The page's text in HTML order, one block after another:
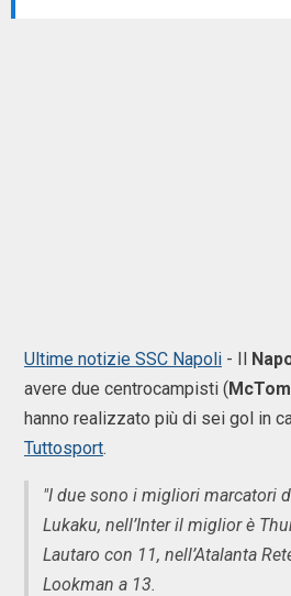
Ultime notizie SSC Napoli - Il
avere due centrocampisti (
hanno realizzato più di sei gol in
Tuttosport.
"I due sono i migliori marcatori
Lukaku, nell’Inter il miglior è
Lautaro con 11, nell’Atalanta
Lookman a 13.